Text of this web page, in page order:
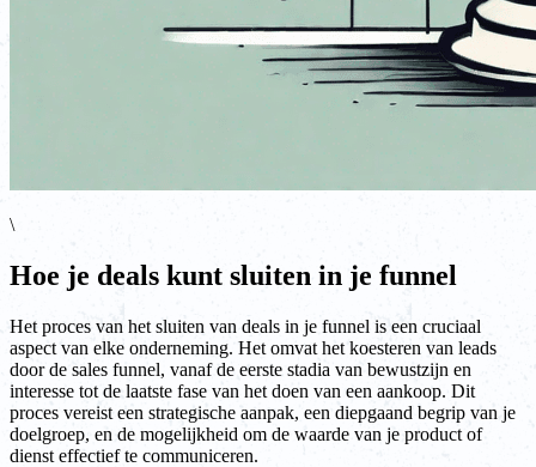
\
Hoe je deals kunt sluiten in je funnel
Het proces van het sluiten van deals in je funnel is een cruciaal
aspect van elke onderneming. Het omvat het koesteren van leads
door de sales funnel, vanaf de eerste stadia van bewustzijn en
interesse tot de laatste fase van het doen van een aankoop. Dit
proces vereist een strategische aanpak, een diepgaand begrip van je
doelgroep, en de mogelijkheid om de waarde van je product of
dienst effectief te communiceren.